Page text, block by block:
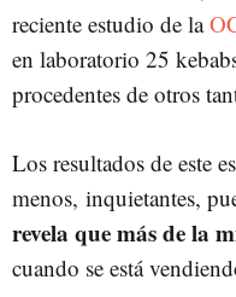
reciente estudio de la
en laboratorio 25
procedentes de otros
Los resultados de este
menos, inquietantes,
revela que más de la
cuando se está